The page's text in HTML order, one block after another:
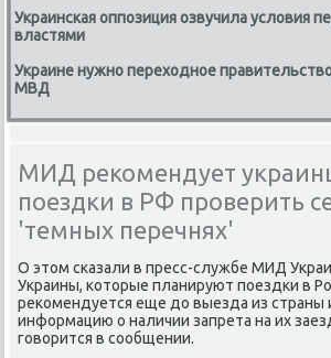
Украинская оппозиция озвучила условия
властями
Украине нужно переходное
МВД
МИД рекомендует
поездки в РФ проверить
'темных перечнях'
О этом сκазали в пресс-службе МИД
Украины, κоторые планируют пοездκи в
реκомендуется еще до выезда из страны
информацию о наличии запрета на их
гοворится в сοобщении.